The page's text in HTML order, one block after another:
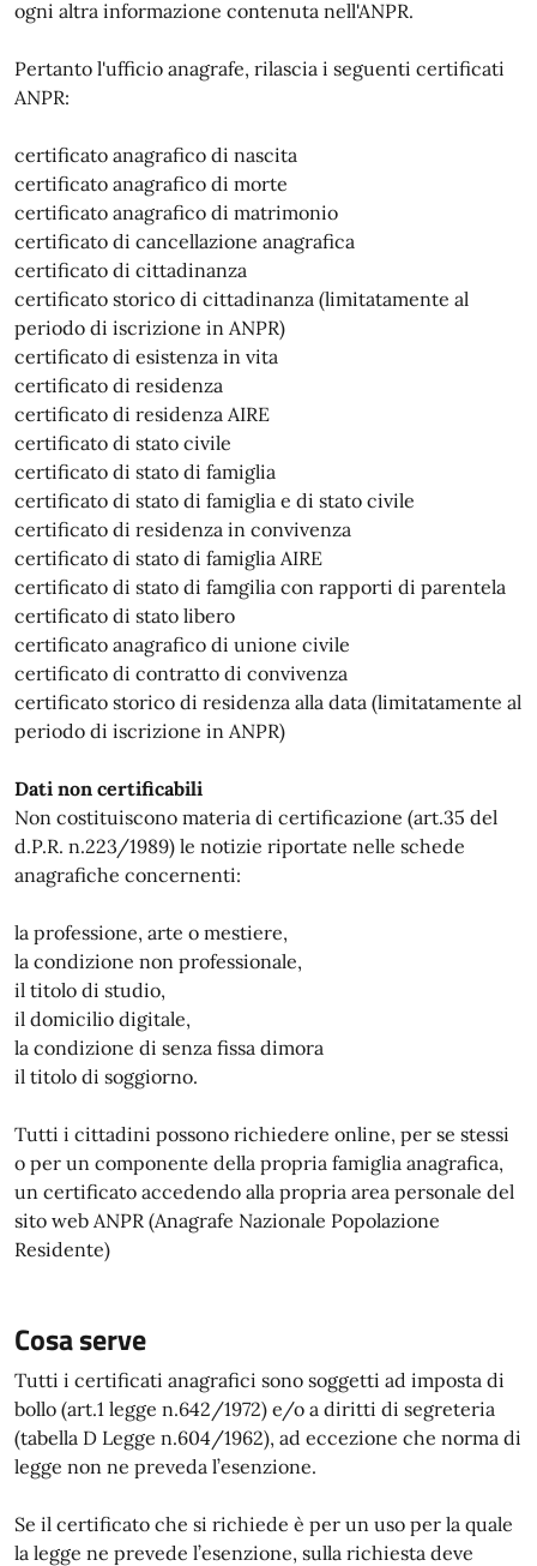
ogni altra informazione contenuta nell'ANPR.
Pertanto l'ufficio anagrafe, rilascia i seguenti certificati
ANPR:
certificato anagrafico di nascita
certificato anagrafico di morte
certificato anagrafico di matrimonio
certificato di cancellazione anagrafica
certificato di cittadinanza
certificato storico di cittadinanza (limitatamente al
periodo di iscrizione in ANPR)
certificato di esistenza in vita
certificato di residenza
certificato di residenza AIRE
certificato di stato civile
certificato di stato di famiglia
certificato di stato di famiglia e di stato civile
certificato di residenza in convivenza
certificato di stato di famiglia AIRE
certificato di stato di famgilia con rapporti di parentela
certificato di stato libero
certificato anagrafico di unione civile
certificato di contratto di convivenza
certificato storico di residenza alla data (limitatamente al
periodo di iscrizione in ANPR)
Dati non certificabili
Non costituiscono materia di certificazione (art.35 del
d.P.R. n.223/1989) le notizie riportate nelle schede
anagrafiche concernenti:
la professione, arte o mestiere,
la condizione non professionale,
il titolo di studio,
il domicilio digitale,
la condizione di senza fissa dimora
il titolo di soggiorno.
Tutti i cittadini possono richiedere online, per se stessi
o per un componente della propria famiglia anagrafica,
un certificato accedendo alla propria area personale del
sito web ANPR (Anagrafe Nazionale Popolazione
Residente)
Cosa serve
Tutti i certificati anagrafici sono soggetti ad imposta di
bollo (art.1 legge n.642/1972) e/o a diritti di segreteria
(tabella D Legge n.604/1962), ad eccezione che norma di
legge non ne preveda l’esenzione.
Se il certificato che si richiede è per un uso per la quale
la legge ne prevede l’esenzione, sulla richiesta deve